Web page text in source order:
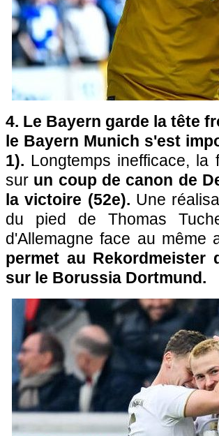
4. Le Bayern garde la tête
le Bayern Munich s'est
1). Longtemps inefficace, la
sur un coup de canon de
la victoire (52e). Une
du pied de Thomas
d'Allemagne face au même
permet au Rekordmeister
sur le Borussia Dortmund.